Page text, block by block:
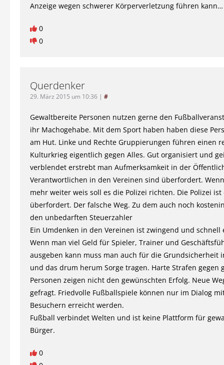
Anzeige wegen schwerer Körperverletzung führen kann…
0
0
Querdenker
29. März 2015 um 10:36 | #
Gewaltbereite Personen nutzen gerne den
ihr Machogehabe. Mit dem Sport haben haben diese
am Hut. Linke und Rechte Gruppierungen führen einen
Kulturkrieg eigentlich gegen Alles. Gut organisiert und
verblendet erstrebt man Aufmerksamkeit in der
Verantwortlichen in den Vereinen sind überfordert.
mehr weiter weis soll es die Polizei richten. Die Polizei
überfordert. Der falsche Weg. Zu dem auch noch
den unbedarften Steuerzahler
Ein Umdenken in den Vereinen ist zwingend und
Wenn man viel Geld für Spieler, Trainer und
ausgeben kann muss man auch für die Grundsicherheit
und das drum herum Sorge tragen. Harte Strafen gegen
Personen zeigen nicht den gewünschten Erfolg. Neue
gefragt. Friedvolle Fußballspiele können nur im Dialog
Besuchern erreicht werden.
Fußball verbindet Welten und ist keine Plattform für
Bürger.
0